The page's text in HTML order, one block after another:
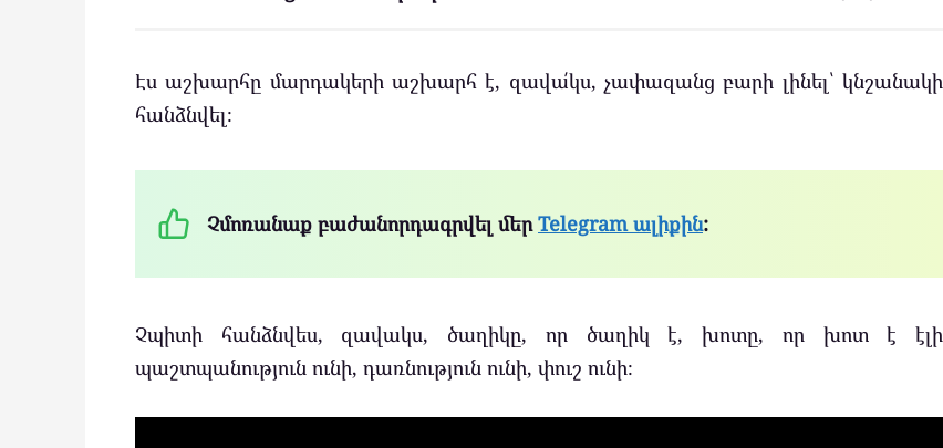
Էս աշխարհը մարդակերի աշխարհ է, զավա՛կս, չափազանց բարի լինել՝ կնշանակի
հանձնվել։
Չմոռանաք բաժանորդագրվել մերTelegram ալիքին:
Չպիտի հանձնվես, զավակս, ծաղիկը, որ ծաղիկ է, խոտը, որ խոտ է էլի
պաշտպանություն ունի, դառնություն ունի, փուշ ունի։